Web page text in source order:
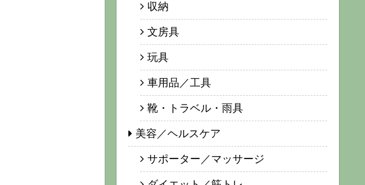
収納
文房具
玩具
車用品／工具
靴・トラベル・雨具
美容／ヘルスケア
サポーター／マッサージ